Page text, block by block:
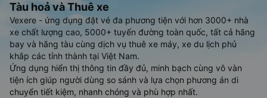
Tàu hoả và Thuê xe
Vexere - ứng dụng đặt vé đa phương tiện với hơn 3000+ nhà
xe chất lượng cao, 5000+ tuyến đường toàn quốc, tất cả hãng
bay và hãng tàu cùng dịch vụ thuê xe máy, xe du lịch phủ
khắp các tỉnh thành tại Việt Nam.
Ứng dụng hiển thị thông tin đầy đủ, minh bạch cùng vô vàn
tiện ích giúp người dùng so sánh và lựa chọn phương án di
chuyển tiết kiệm, nhanh chóng và phù hợp nhất.